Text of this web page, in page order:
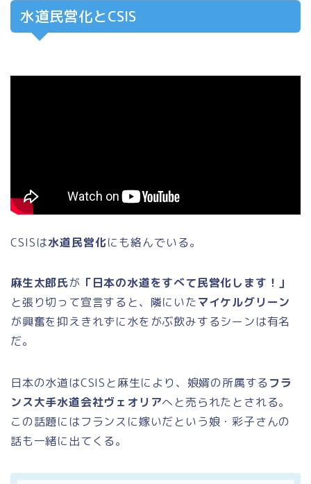
水道民営化とCSIS
CSISは水道民営化にも絡んでいる。
麻生太郎氏が 「日本の水道をすべて民営化します！」
と張り切って宣言すると、隣にいたマイケルグリーン
が興奮を抑えきれずに水をがぶ飲みするシーンは有名
だ。
日本の水道はCSISと麻生により、娘婿の所属するフラ
ンス大手水道会社ヴェオリアへと売られたとされる。
この話題にはフランスに嫁いだという娘・彩子さんの
話も一緒に出てくる。